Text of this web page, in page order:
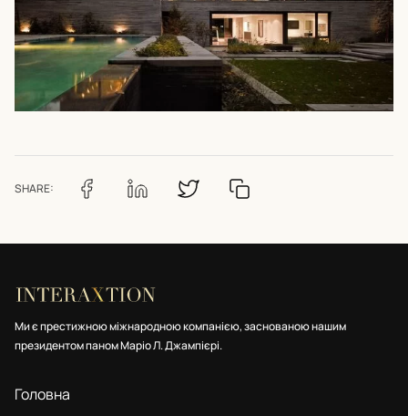
SHARE:
Ми є престижною міжнародною компанією, заснованою нашим
президентом паном Маріо Л. Джампієрі.
Головна